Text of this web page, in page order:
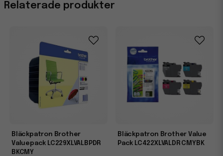
Relaterade produkter
Bläckpatron Brother
Valuepack LC229XLVALBPDR
BKCMY
Bläckpatron Brother Value
Pack LC422XLVALDR CMYBK